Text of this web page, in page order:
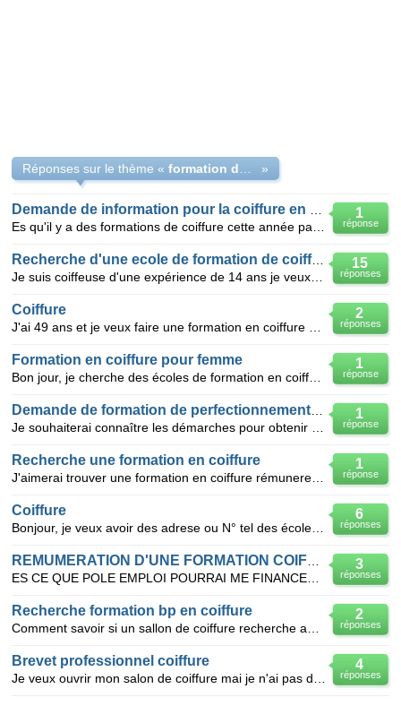
Réponses sur le thème « »
1
réponse
15
réponses
Recherche d'une ecole de formation de coiffure
2
réponses
Coiffure
1
réponse
Formation en coiffure pour femme
1
réponse
1
réponse
Recherche une formation en coiffure
6
réponses
Coiffure
3
réponses
2
réponses
Recherche formation bp en coiffure
4
réponses
Brevet professionnel coiffure